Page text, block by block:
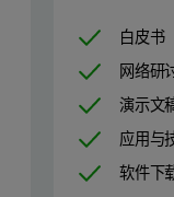
Figure 1.
Consider an
Starting in the
白皮书
网络研
演示文
应用与
软件下